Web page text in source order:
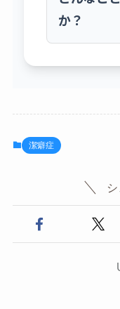
人が特定さ
として取り上
束できませ
か？
判断した言
潔癖症